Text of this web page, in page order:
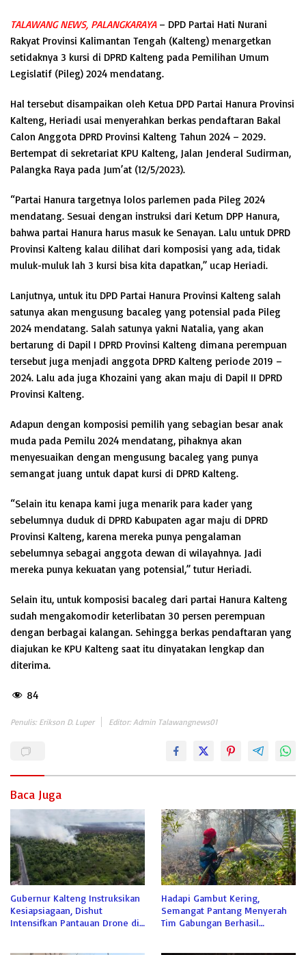
TALAWANG NEWS, PALANGKARAYA– DPD Partai Hati Nurani
Rakyat Provinsi Kalimantan Tengah (Kalteng) menargetkan
setidaknya 3 kursi di DPRD Kalteng pada Pemilihan Umum
Legislatif (Pileg) 2024 mendatang.
Hal tersebut disampaikan oleh Ketua DPD Partai Hanura Provinsi
Kalteng, Heriadi usai menyerahkan berkas pendaftaran Bakal
Calon Anggota DPRD Provinsi Kalteng Tahun 2024 – 2029.
Bertempat di sekretariat KPU Kalteng, Jalan Jenderal Sudirman,
Palangka Raya pada Jum’at (12/5/2023).
“Partai Hanura targetnya lolos parlemen pada Pileg 2024
mendatang. Sesuai dengan instruksi dari Ketum DPP Hanura,
bahwa partai Hanura harus masuk ke Senayan. Lalu untuk DPRD
Provinsi Kalteng kalau dilihat dari komposisi yang ada, tidak
muluk-muluk lah 3 kursi bisa kita dapatkan,” ucap Heriadi.
Lanjutnya, untuk itu DPD Partai Hanura Provinsi Kalteng salah
satunya akan mengusung bacaleg yang potensial pada Pileg
2024 mendatang. Salah satunya yakni Natalia, yang akan
bertarung di Dapil I DPRD Provinsi Kalteng dimana perempuan
tersebut juga menjadi anggota DPRD Kalteng periode 2019 –
2024. Lalu ada juga Khozaini yang akan maju di Dapil II DPRD
Provinsi Kalteng.
Adapun dengan komposisi pemilih yang sebagian besar anak
muda pada Pemilu 2024 mendatang, pihaknya akan
menyesuaikan dengan mengusung bacaleg yang punya
semangat juang untuk dapat kursi di DPRD Kalteng.
“Selain itu kenapa kami juga menarik para kader yang
sebelumnya duduk di DPRD Kabupaten agar maju di DPRD
Provinsi Kalteng, karena mereka punya pengalaman
sebelumnya sebagai anggota dewan di wilayahnya. Jadi
mereka punya kekuatan yang potensial,” tutur Heriadi.
Selain itu, untuk komposisi bacaleg dari partai Hanura Kalteng
sudah mengakomodir keterlibatan 30 persen perempuan
dengan berbagai kalangan. Sehingga berkas pendaftaran yang
diajukan ke KPU Kalteng saat itu dinyatakan lengkap dan
diterima.
84
Penulis: Erikson D. Luper Editor: Admin Talawangnews01
Baca Juga
Gubernur Kalteng Instruksikan
Kesiapsiagaan, Dishut
Intensifkan Pantauan Drone di
Hadapi Gambut Kering,
Semangat Pantang Menyerah
Tim Gabungan Berhasil